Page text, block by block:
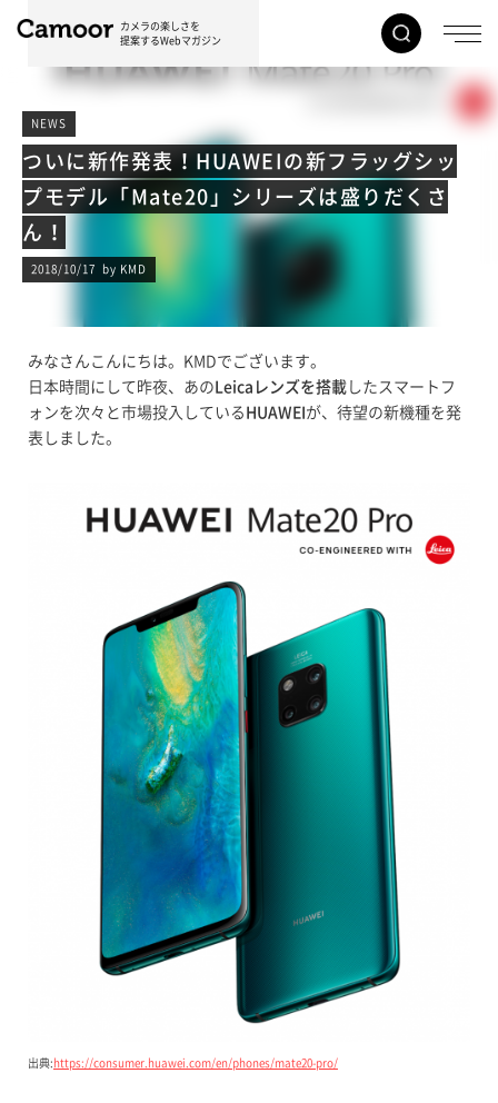
カメラの楽しさを
提案するWebマガジン
NEWS
ついに新作発表！HUAWEIの新フラッグシッ
プモデル「Mate20」シリーズは盛りだくさ
ん！
2018/10/17 by KMD
みなさんこんにちは。KMDでございます。
日本時間にして昨夜、あの Leicaレンズを搭載 したスマートフ
ォンを次々と市場投入している HUAWEI が、待望の新機種を発
表しました。
出典: https://consumer.huawei.com/en/phones/mate20-pro/